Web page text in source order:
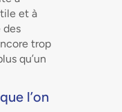
et à
des
trop
qu’un
l’on